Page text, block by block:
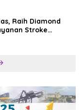
Raih Diamond
Stroke